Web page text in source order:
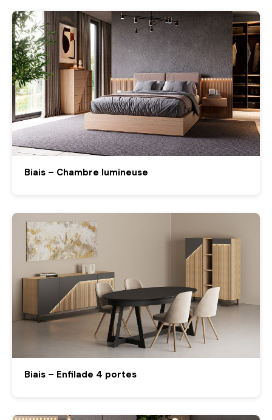
Biais – Chambre lumineuse
Biais – Enfilade 4 portes